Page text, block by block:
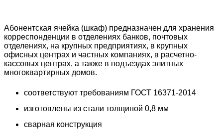
Абонентская ячейка (шкаф) предназначен для хранения
корреспонденции в отделениях банков, почтовых
отделениях, на крупных предприятиях, в крупных
офисных центрах и частных компаниях, в расчетно-
кассовых центрах, а также в подъездах элитных
многоквартирных домов.
соответствуют требованиям ГОСТ 16371-2014
изготовлены из стали толщиной 0,8 мм
сварная конструкция